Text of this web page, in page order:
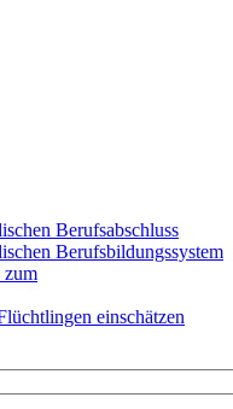
Berufsabschluss
Berufsbildungssystem
zum
einschätzen